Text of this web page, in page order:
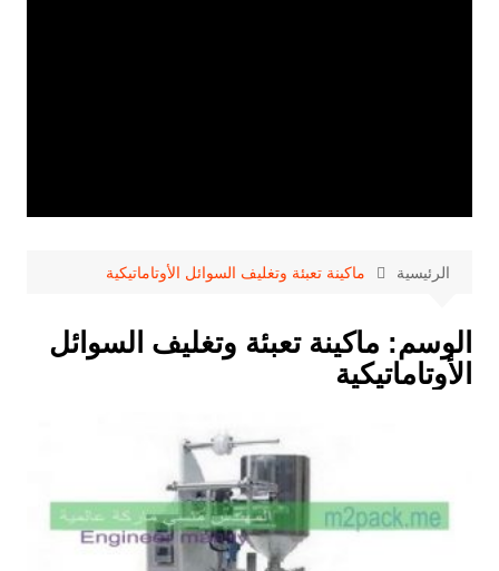
الرئيسية ماكينة تعبئة وتغليف السوائل الأوتاماتيكية
الوسم: ماكينة تعبئة وتغليف السوائل
الأوتاماتيكية